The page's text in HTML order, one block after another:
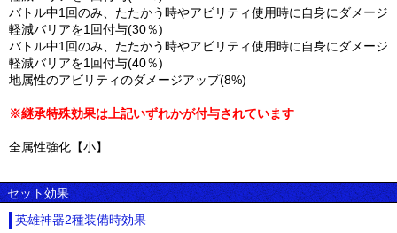
バトル中1回のみ、たたかう時やアビリティ使用時に自身にダメージ
軽減バリアを1回付与(30％)
バトル中1回のみ、たたかう時やアビリティ使用時に自身にダメージ
軽減バリアを1回付与(40％)
地属性のアビリティのダメージアップ(8%)
※継承特殊効果は上記いずれかが付与されています
全属性強化【小】
セット効果
英雄神器2種装備時効果